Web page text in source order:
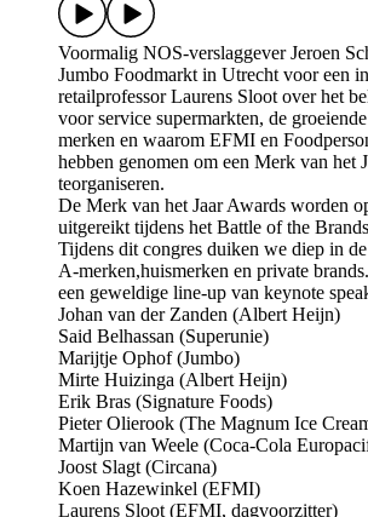
Voormalig NOS-verslaggever Jeroen
Jumbo Foodmarkt in Utrecht voor een
retailprofessor Laurens Sloot over het
voor service supermarkten, de
merken en waarom EFMI en
hebben genomen om een Merk van het
teorganiseren.
De Merk van het Jaar Awards worden
uitgereikt tijdens het Battle of the
Tijdens dit congres duiken we diep in
A-merken,huismerken en private
een geweldige line-up van keynote
Johan van der Zanden (Albert Heijn)
Said Belhassan (Superunie)
Marijtje Ophof (Jumbo)
Mirte Huizinga (Albert Heijn)
Erik Bras (Signature Foods)
Pieter Olierook (The Magnum Ice
Martijn van Weele (Coca-Cola
Joost Slagt (Circana)
Koen Hazewinkel (EFMI)
Laurens Sloot (EFMI, dagvoorzitter)